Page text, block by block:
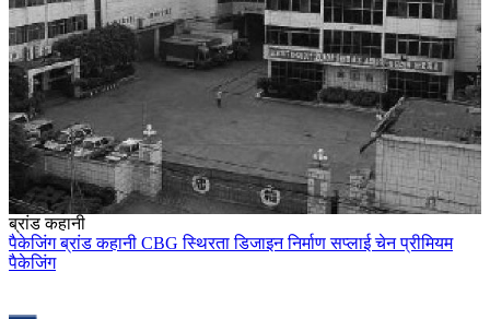
ब्रांड कहानी
पैकेजिंगब्रांड कहानी CBGस्थिरताडिजाइननिर्माणसप्लाई चेनप्रीमियम
पैकेजिंग